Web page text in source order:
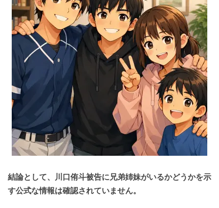
結論として、川口侑斗被告に兄弟姉妹がいるかどうかを示
す公式な情報は確認されていません。